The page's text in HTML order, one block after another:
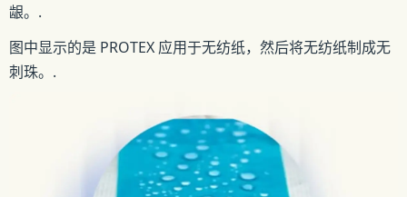
龈。.
图中显示的是 PROTEX 应用于无纺纸，然后将无纺纸制成无
刺珠。.